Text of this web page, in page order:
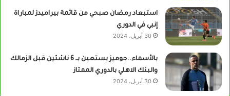
استبعاد رمضان صبحي من قائمة بيراميدز لمباراة
إنبي في الدوري
30 أبريل، 2024
بالأسماء..جوميز يستعين بــ 6 ناشئين قبل الزمالك
والبنك الاهلي بالدوري الممتاز
30 أبريل، 2024